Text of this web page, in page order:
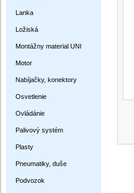
Lanka
Ložiská
Montážny material UNI
Motor
Nabíjačky, konektory
Osvetlenie
Ovládánie
Palivový systém
Plasty
Pneumatiky, duše
Podvozok